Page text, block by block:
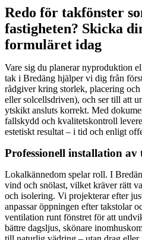
Redo för takfönster
fastigheten? Skicka
formuläret idag
Vare sig du planerar nyproduktion
tak i Bredäng hjälper vi dig från
rådgiver kring storlek, placering
eller solcellsdriven), och ser till att
ytskikt ansluts korrekt. Med
fallskydd och kvalitetskontroll
estetiskt resultat – i tid och enligt
Professionell installation
Lokalkännedom spelar roll. I
vind och snölast, vilket kräver rätt
och isolering. Vi projekterar efter
anpassar öppningen efter takstolar
ventilation runt fönstret för att
bättre dagsljus, skönare